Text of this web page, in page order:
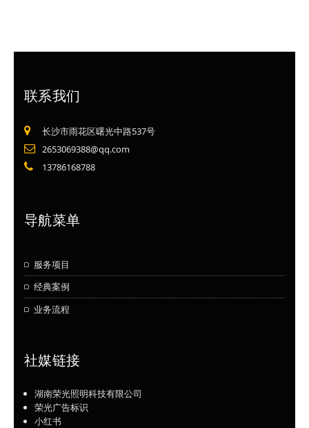
联系我们
长沙市雨花区曙光中路537号
2653069388@qq.com
13786168788
导航菜单
服务项目
经典案例
业务流程
社媒链接
湖南荣光照明科技有限公司
荣光广告标识
小红书